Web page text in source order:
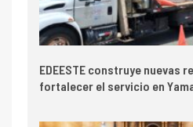
EDEESTE construye nuevas
fortalecer el servicio en